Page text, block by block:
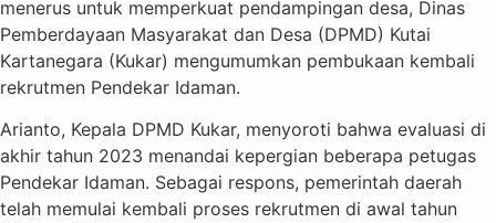
menerus untuk memperkuat pendampingan desa, Dinas
Pemberdayaan Masyarakat dan Desa (DPMD) Kutai
Kartanegara (Kukar) mengumumkan pembukaan kembali
rekrutmen Pendekar Idaman.
Arianto, Kepala DPMD Kukar, menyoroti bahwa evaluasi di
akhir tahun 2023 menandai kepergian beberapa petugas
Pendekar Idaman. Sebagai respons, pemerintah daerah
telah memulai kembali proses rekrutmen di awal tahun